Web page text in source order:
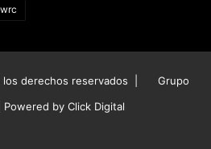
wrc
derechos reservados |
Grupo
Powered by Click Digital